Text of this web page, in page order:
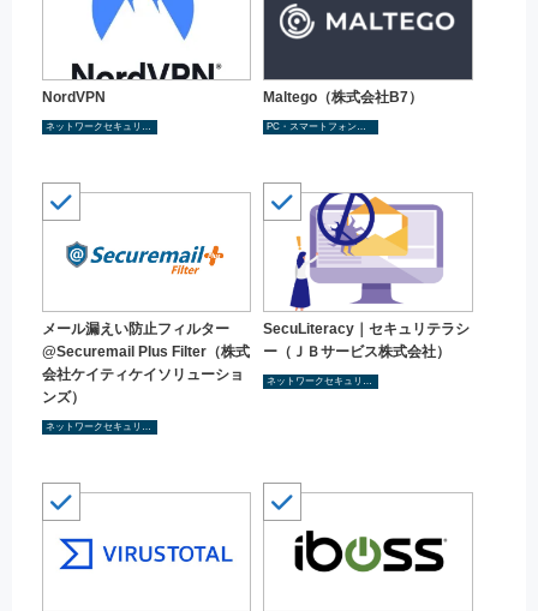
NordVPN
ネットワークセキュリティ
Maltego（株式会社B7）
PC・スマートフォンなど端末のセキュリティ強化
メール漏えい防止フィルター
@Securemail Plus Filter（株式
会社ケイティケイソリューショ
ンズ）
ネットワークセキュリティ
SecuLiteracy｜セキュリテラシ
ー（ＪＢサービス株式会社）
ネットワークセキュリティ